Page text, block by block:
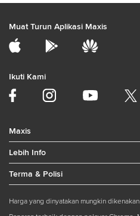
Muat Turun Aplikasi Maxis
Ikuti Kami
Maxis
Lebih Info
Terma & Polisi
Harga yang dinyatakan mungkin